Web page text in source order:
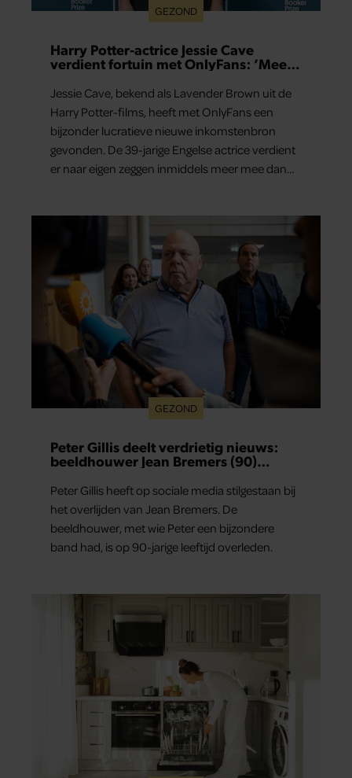
GEZOND
Harry Potter-actrice Jessie Cave
verdient fortuin met OnlyFans: ‘Meer
Jessie Cave, bekend als Lavender Brown uit de
Harry Potter-films, heeft met OnlyFans een
bijzonder lucratieve nieuwe inkomstenbron
gevonden. De 39-jarige Engelse actrice verdient
er naar eigen zeggen inmiddels meer mee dan
GEZOND
Peter Gillis deelt verdrietig nieuws:
beeldhouwer Jean Bremers (90)
Peter Gillis heeft op sociale media stilgestaan bij
het overlijden van Jean Bremers. De
beeldhouwer, met wie Peter een bijzondere
band had, is op 90-jarige leeftijd overleden.